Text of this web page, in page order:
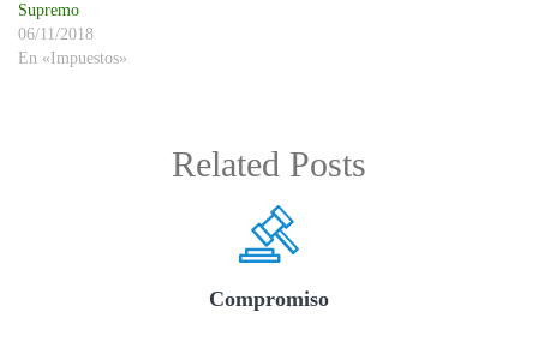
Supremo
06/11/2018
En «Impuestos»
Related Posts
Compromiso